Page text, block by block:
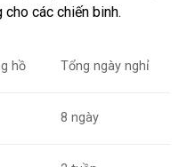
các chiến binh.
hồ Tổng ngày nghỉ
8 ngày